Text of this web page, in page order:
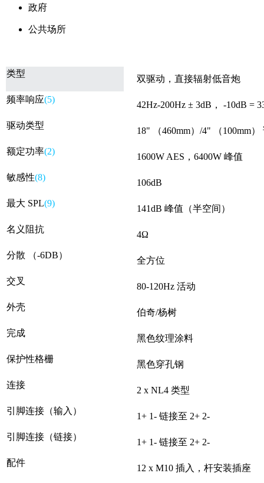
政府
公共场所
类型
双驱动，直接辐射低音炮
频率响应(5)
42Hz-200Hz ± 3dB， -10dB =
驱动类型
18" （460mm）/4" （100mm
额定功率(2)
1600W AES，6400W 峰值
敏感性(8)
106dB
最大 SPL(9)
141dB 峰值（半空间）
名义阻抗
4Ω
分散 （-6DB）
全方位
交叉
80-120Hz 活动
外壳
伯奇/杨树
完成
黑色纹理涂料
保护性格栅
黑色穿孔钢
连接
2 x NL4 类型
引脚连接（输入）
1+ 1- 链接至 2+ 2-
引脚连接（链接）
1+ 1- 链接至 2+ 2-
配件
12 x M10 插入，杆安装插座